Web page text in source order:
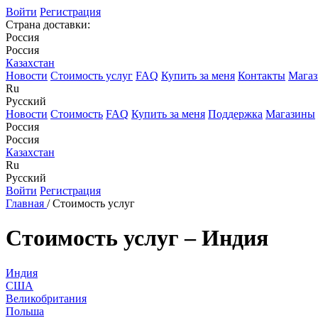
Войти Регистрация
Страна доставки:
Россия
Россия
Казахстан
Новости Стоимость услуг FAQ Купить за меня Контакты
Ru
Русский
Новости Стоимость FAQ Купить за меня Поддержка Магазины
Россия
Россия
Казахстан
Ru
Русский
Войти Регистрация
Главная /Стоимость услуг
Стоимость услуг – Индия
Индия
США
Великобритания
Польша